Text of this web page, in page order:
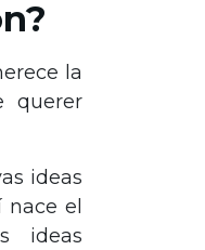
la
querer
ideas
el
ideas